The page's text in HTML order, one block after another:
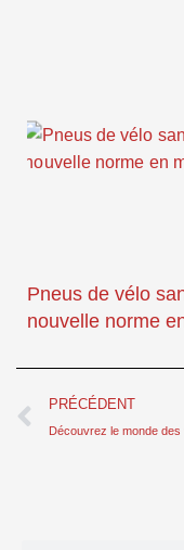
Pneus de vélo
nouvelle norme
Prévenir
PRÉCÉDENT